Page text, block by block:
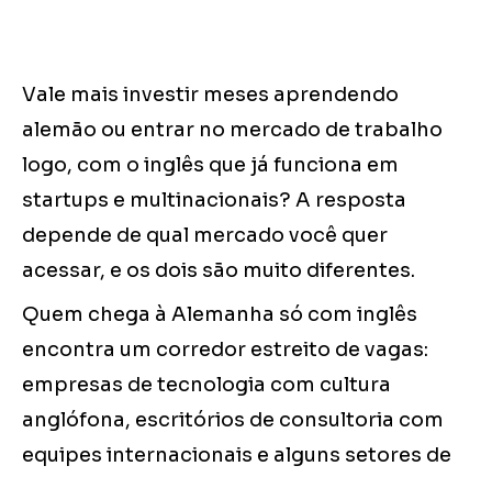
Vale mais investir meses aprendendo
alemão ou entrar no mercado de trabalho
logo, com o inglês que já funciona em
startups e multinacionais? A resposta
depende de qual mercado você quer
acessar, e os dois são muito diferentes.
Quem chega à Alemanha só com inglês
encontra um corredor estreito de vagas:
empresas de tecnologia com cultura
anglófona, escritórios de consultoria com
equipes internacionais e alguns setores de